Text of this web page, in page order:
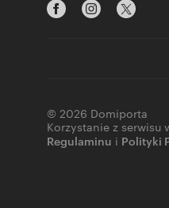
© 2026 Domiporta
Korzystanie z serwisu
Regulaminu i Polityki